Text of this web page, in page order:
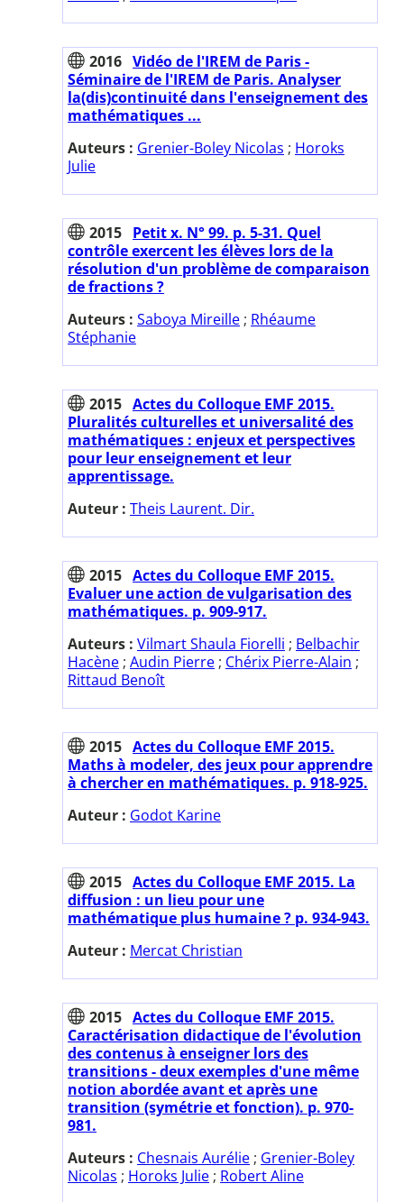
2016 Vidéo de l'IREM de Paris -
Séminaire de l'IREM de Paris. Analyser
la(dis)continuité dans l'enseignement des
mathématiques ...
Auteurs : Grenier-Boley Nicolas ; Horoks
Julie
2015 Petit x. N° 99. p. 5-31. Quel
contrôle exercent les élèves lors de la
résolution d'un problème de comparaison
de fractions ?
Auteurs : Saboya Mireille ; Rhéaume
Stéphanie
2015 Actes du Colloque EMF 2015.
Pluralités culturelles et universalité des
mathématiques : enjeux et perspectives
pour leur enseignement et leur
apprentissage.
Auteur : Theis Laurent. Dir.
2015 Actes du Colloque EMF 2015.
Evaluer une action de vulgarisation des
mathématiques. p. 909-917.
Auteurs : Vilmart Shaula Fiorelli ; Belbachir
Hacène ; Audin Pierre ; Chérix Pierre-Alain ;
Rittaud Benoît
2015 Actes du Colloque EMF 2015.
Maths à modeler, des jeux pour apprendre
à chercher en mathématiques. p. 918-925.
Auteur : Godot Karine
2015 Actes du Colloque EMF 2015. La
diffusion : un lieu pour une
mathématique plus humaine ? p. 934-943.
Auteur : Mercat Christian
2015 Actes du Colloque EMF 2015.
Caractérisation didactique de l'évolution
des contenus à enseigner lors des
transitions - deux exemples d'une même
notion abordée avant et après une
transition (symétrie et fonction). p. 970-
981.
Auteurs : Chesnais Aurélie ; Grenier-Boley
Nicolas ; Horoks Julie ; Robert Aline